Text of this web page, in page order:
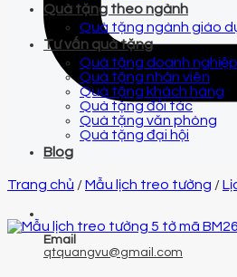
Email
qtquangvu@gmail.com
Quà tặng theo ngành
Quà tặng ngành giáo
Tư vấn quà tặng
Quà tặng doanh nghiệp
Quà tặng nhân viên
Quà tặng khách hàng
Quà tặng đối tác
Quà tặng văn phòng
Quà tặng đại hội
Blog
Trang chủ /Mẫu lịch treo tường /